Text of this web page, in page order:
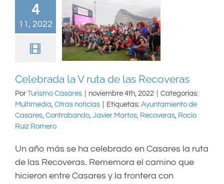
4
11, 2022
Celebrada la V ruta de
las Recoveras
Otras
noticias
Celebrada la V ruta de las Recoveras
Por Turismo Casares noviembre 4th, 2022
Categorías:
Multimedia, Otras noticias Etiquetas: Ayuntamiento de
Casares, Contrabando, Javier Martos, Recoveras, Rocío
Ruiz Romero
Un año más se ha celebrado en Casares la ruta
de las Recoveras. Rememora el camino que
hicieron entre Casares y la frontera con